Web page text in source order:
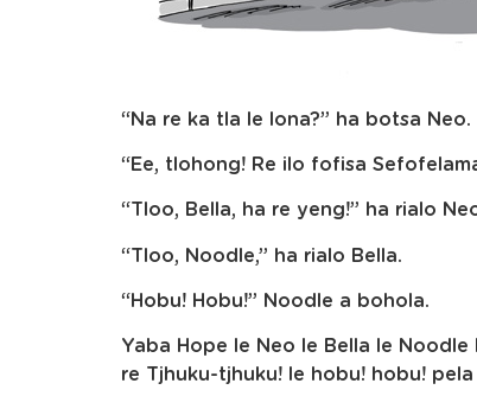
“Na re ka tla le lona?” ha botsa Neo.
“Ee, tlohong! Re ilo fofisa
“Tloo, Bella, ha re yeng!” ha rialo
“Tloo, Noodle,” ha rialo Bella.
“Hobu! Hobu!” Noodle a bohola.
Yaba Hope le Neo le Bella le
re Tjhuku-tjhuku! le hobu! hobu! pela